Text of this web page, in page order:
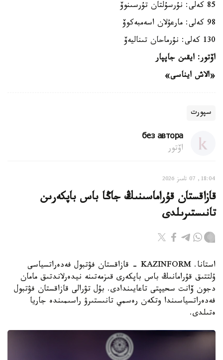
85 كەلى: نۇرسۇلتان تۇرسىنوۆ
98 كەلى: مارعۇلان اسەمبەكوۆ
130 كەلى: نۇرماحان تىناليەۆ
اۆتور: ايقىن جاپپار
«الاش ايناسى»
سپورت
без автора
اۆتور
18:04, 07 تامىز 2026
قازاقستان قۇراماسىنىڭ جاڭا باس باپكەرىن
تانىستىرىلدى
استانا. KAZINFORM - قازاقستان فۋتبول فەدەراتسياسى
ۇلتتىق قۇرامانىڭ باس باپكەرى قىزمەتىنە نيدەرلاندتىق مامان
دجون ۆانت سحيپتى تاعايىندادى. بۇل تۋرالى قازاقستان فۋتبول
فەدەراتسياسىندا وتكەن رەسمي تانىستىرۋ راسىمىندە جاريا
ەتىلدى.